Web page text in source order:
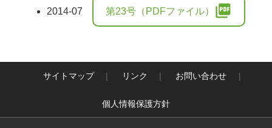
2014-07 第23号（PDFファイル） picture_as_pdf
サイトマップ リンク お問い合わせ
個人情報保護方針